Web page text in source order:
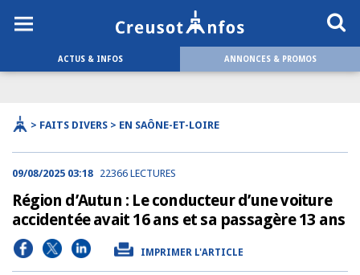
ACTUS & INFOS ANNONCES & PROMOS
> FAITS DIVERS > EN SAÔNE-ET-LOIRE
09/08/2025 03:18 22366 LECTURES
Région d’Autun : Le conducteur d’une voiture
accidentée avait 16 ans et sa passagère 13 ans
IMPRIMER L'ARTICLE